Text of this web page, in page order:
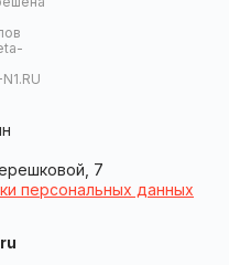
7
персональных данных